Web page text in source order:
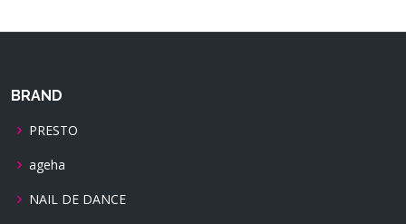
BRAND
PRESTO
ageha
NAIL DE DANCE